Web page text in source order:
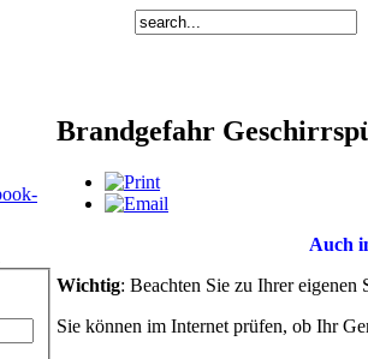
Brandgefahr
Auch
Wichtig: Beachten Sie zu Ihrer
Sie können im Internet prüfen, ob Ihr